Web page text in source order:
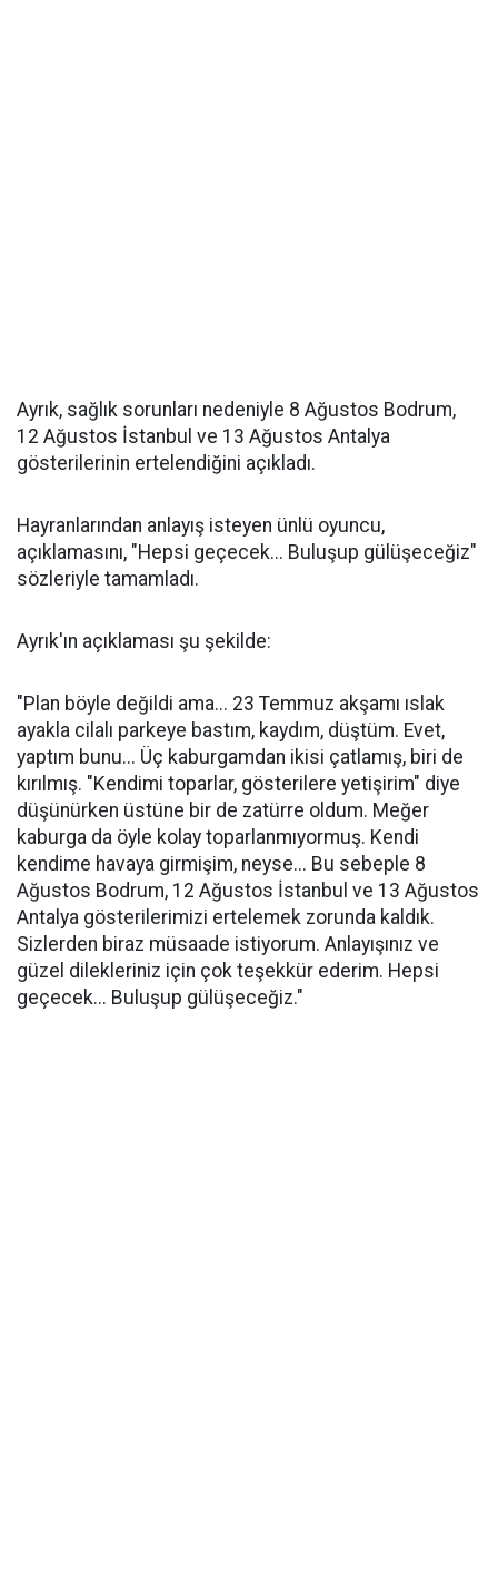
Ayrık, sağlık sorunları nedeniyle 8 Ağustos Bodrum,
12 Ağustos İstanbul ve 13 Ağustos Antalya
gösterilerinin ertelendiğini açıkladı.
Hayranlarından anlayış isteyen ünlü oyuncu,
açıklamasını, "Hepsi geçecek... Buluşup gülüşeceğiz"
sözleriyle tamamladı.
Ayrık'ın açıklaması şu şekilde:
"Plan böyle değildi ama... 23 Temmuz akşamı ıslak
ayakla cilalı parkeye bastım, kaydım, düştüm. Evet,
yaptım bunu... Üç kaburgamdan ikisi çatlamış, biri de
kırılmış. "Kendimi toparlar, gösterilere yetişirim" diye
düşünürken üstüne bir de zatürre oldum. Meğer
kaburga da öyle kolay toparlanmıyormuş. Kendi
kendime havaya girmişim, neyse... Bu sebeple 8
Ağustos Bodrum, 12 Ağustos İstanbul ve 13 Ağustos
Antalya gösterilerimizi ertelemek zorunda kaldık.
Sizlerden biraz müsaade istiyorum. Anlayışınız ve
güzel dilekleriniz için çok teşekkür ederim. Hepsi
geçecek... Buluşup gülüşeceğiz."